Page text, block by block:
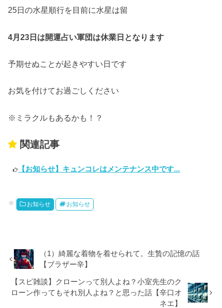
25日の水星順行を目前に水星は留
4月23日は開運占い軍団は休業日となります
予期せぬことが起きやすい日です
お気を付けてお過ごしください
※ミラクルもあるかも！？
関連記事
【お知らせ】キュンコレはメンテナンス中です...
お知らせ お知らせ
（1）綺麗な着物を着せられて。生贄の記憶の話
【ブラザー辛】
【スピ雑談】クローンって別人よね？小室先生のク
ローン作ってもそれ別人よね？と思った話【辛口オ
ネエ】